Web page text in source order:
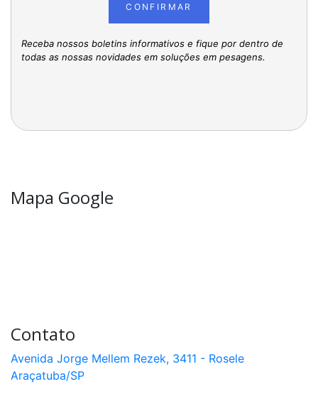
CONFIRMAR
Receba nossos boletins informativos e fique por dentro de
todas as nossas novidades em soluções em pesagens.
Mapa Google
Contato
Avenida Jorge Mellem Rezek, 3411 - Rosele
Araçatuba/SP